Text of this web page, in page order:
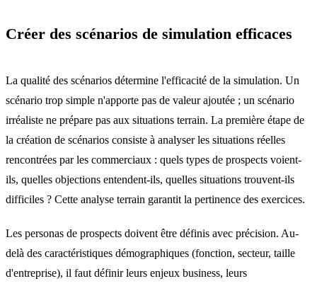
Créer des scénarios de simulation efficaces
La qualité des scénarios détermine l'efficacité de la simulation. Un
scénario trop simple n'apporte pas de valeur ajoutée ; un scénario
irréaliste ne prépare pas aux situations terrain. La première étape de
la création de scénarios consiste à analyser les situations réelles
rencontrées par les commerciaux : quels types de prospects voient-
ils, quelles objections entendent-ils, quelles situations trouvent-ils
difficiles ? Cette analyse terrain garantit la pertinence des exercices.
Les personas de prospects doivent être définis avec précision. Au-
delà des caractéristiques démographiques (fonction, secteur, taille
d'entreprise), il faut définir leurs enjeux business, leurs